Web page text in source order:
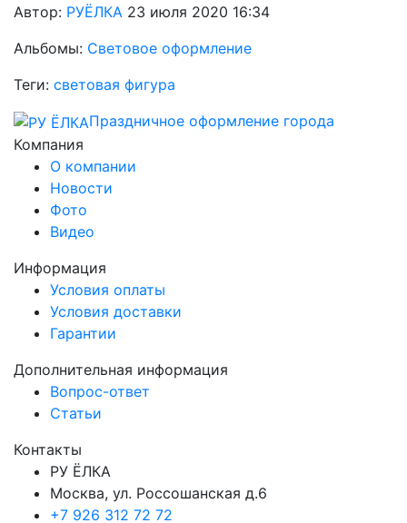
Автор: РУЁЛКА 23 июля 2020 16:34
Альбомы: Световое оформление
Теги: световая фигура
Праздничное оформление города
Компания
О компании
Новости
Фото
Видео
Информация
Условия оплаты
Условия доставки
Гарантии
Дополнительная информация
Вопрос-ответ
Статьи
Контакты
РУ ЁЛКА
Москва, ул. Россошанская д.6
+7 926 312 72 72